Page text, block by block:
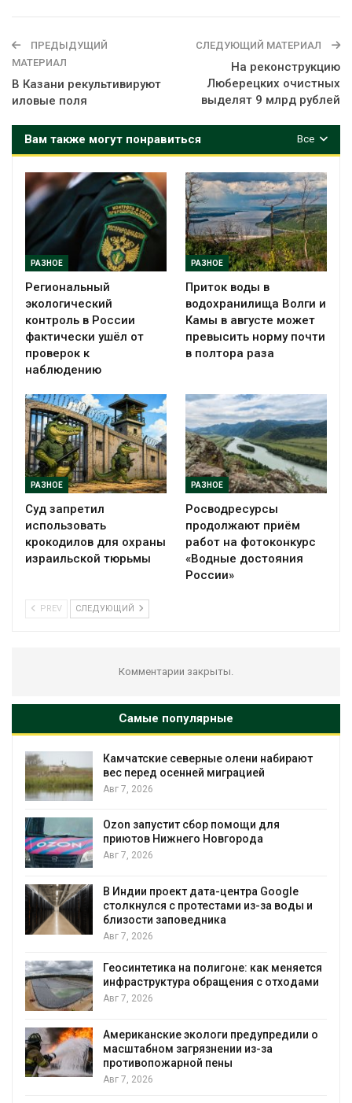
ПРЕДЫДУЩИЙ
МАТЕРИАЛ
В Казани рекультивируют
иловые поля
СЛЕДУЮЩИЙ МАТЕРИАЛ
На реконструкцию
Люберецких очистных
выделят 9 млрд рублей
Все
Вам также могут понравиться
РАЗНОЕ
Региональный
экологический
контроль в России
фактически ушёл от
проверок к
наблюдению
РАЗНОЕ
Приток воды в
водохранилища Волги и
Камы в августе может
превысить норму почти
в полтора раза
РАЗНОЕ
Суд запретил
использовать
крокодилов для охраны
израильской тюрьмы
РАЗНОЕ
Росводресурсы
продолжают приём
работ на фотоконкурс
«Водные достояния
России»
PREV СЛЕДУЮЩИЙ
Комментарии закрыты.
Самые популярные
Камчатские северные олени набирают
вес перед осенней миграцией
Авг 7, 2026
Ozon запустит сбор помощи для
приютов Нижнего Новгорода
Авг 7, 2026
В Индии проект дата-центра Google
столкнулся с протестами из-за воды и
близости заповедника
Авг 7, 2026
Геосинтетика на полигоне: как меняется
инфраструктура обращения с отходами
Авг 7, 2026
Американские экологи предупредили о
масштабном загрязнении из-за
противопожарной пены
Авг 7, 2026